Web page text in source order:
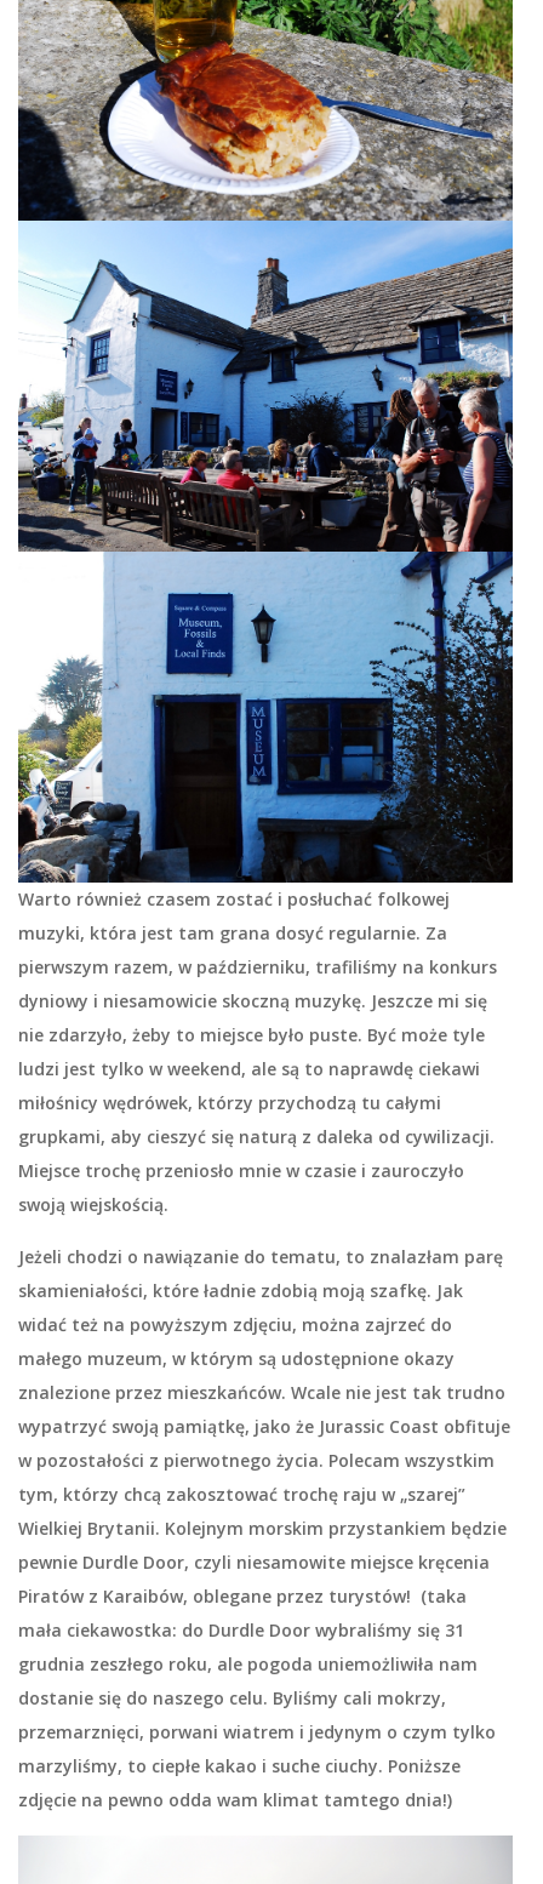
Warto również czasem zostać i posłuchać folkowej
muzyki, która jest tam grana dosyć regularnie. Za
pierwszym razem, w październiku, trafiliśmy na konkurs
dyniowy i niesamowicie skoczną muzykę. Jeszcze mi się
nie zdarzyło, żeby to miejsce było puste. Być może tyle
ludzi jest tylko w weekend, ale są to naprawdę ciekawi
miłośnicy wędrówek, którzy przychodzą tu całymi
grupkami, aby cieszyć się naturą z daleka od cywilizacji.
Miejsce trochę przeniosło mnie w czasie i zauroczyło
swoją wiejskością.
Jeżeli chodzi o nawiązanie do tematu, to znalazłam parę
skamieniałości, które ładnie zdobią moją szafkę. Jak
widać też na powyższym zdjęciu, można zajrzeć do
małego muzeum, w którym są udostępnione okazy
znalezione przez mieszkańców. Wcale nie jest tak trudno
wypatrzyć swoją pamiątkę, jako że Jurassic Coast obfituje
w pozostałości z pierwotnego życia. Polecam wszystkim
tym, którzy chcą zakosztować trochę raju w „szarej”
Wielkiej Brytanii. Kolejnym morskim przystankiem będzie
pewnie Durdle Door, czyli niesamowite miejsce kręcenia
Piratów z Karaibów, oblegane przez turystów! (taka
mała ciekawostka: do Durdle Door wybraliśmy się 31
grudnia zeszłego roku, ale pogoda uniemożliwiła nam
dostanie się do naszego celu. Byliśmy cali mokrzy,
przemarznięci, porwani wiatrem i jedynym o czym tylko
marzyliśmy, to ciepłe kakao i suche ciuchy. Poniższe
zdjęcie na pewno odda wam klimat tamtego dnia!)